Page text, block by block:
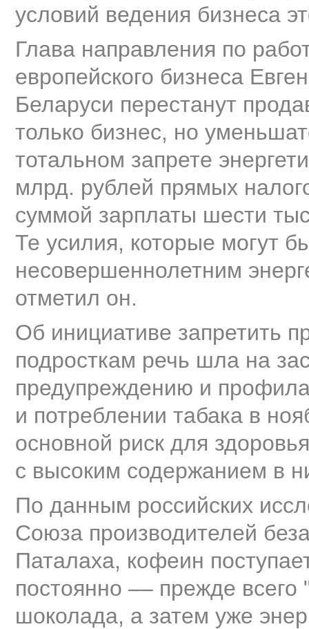
условий ведения бизнеса
Глава направления по
европейского бизнеса
Беларуси перестанут
только бизнес, но
тотальном запрете
млрд. рублей прямых
суммой зарплаты шести
Те усилия, которые могут
несовершеннолетним
отметил он.
Об инициативе запретить
подросткам речь шла на
предупреждению и
и потреблении табака в
основной риск для
с высоким содержанием в
По данным российских
Союза производителей
Паталаха, кофеин
постоянно –– прежде всего
шоколада, а затем уже